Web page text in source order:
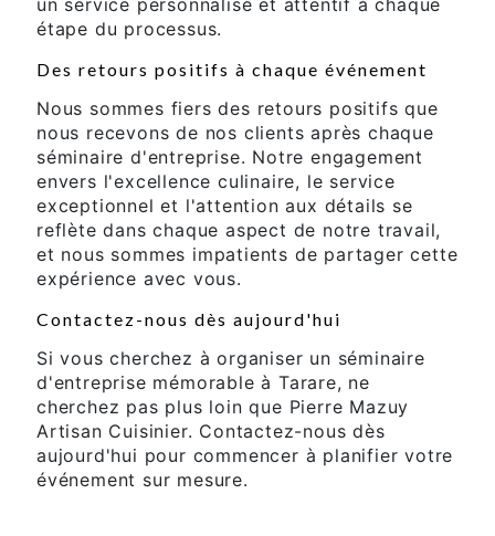
étape du processus.
Des retours positifs à chaque événement
Nous sommes fiers des retours positifs que
nous recevons de nos clients après chaque
séminaire d'entreprise. Notre engagement
envers l'excellence culinaire, le service
exceptionnel et l'attention aux détails se
reflète dans chaque aspect de notre travail,
et nous sommes impatients de partager cette
expérience avec vous.
Contactez-nous dès aujourd'hui
Si vous cherchez à organiser un séminaire
d'entreprise mémorable à Tarare, ne
cherchez pas plus loin que Pierre Mazuy
Artisan Cuisinier. Contactez-nous dès
aujourd'hui pour commencer à planifier votre
événement sur mesure.